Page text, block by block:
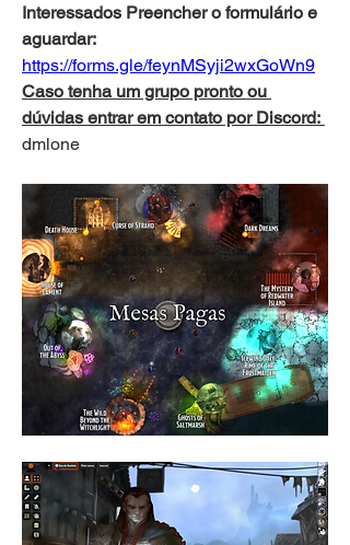
Interessados Preencher o formulário e
aguardar:
https://forms.gle/feynMSyji2wxGoWn9
Caso tenha um grupo pronto ou
dmlone